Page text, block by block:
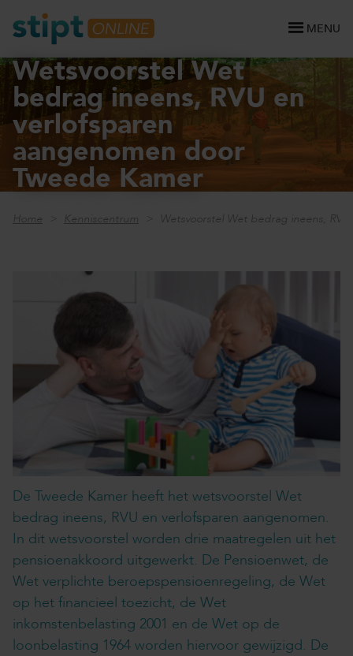
MENU
Wetsvoorstel Wet
bedrag ineens, RVU en
verlofsparen
aangenomen door
Tweede Kamer
Home Kenniscentrum Wetsvoorstel Wet bedrag ineens,
De Tweede Kamer heeft het wetsvoorstel Wet
bedrag ineens, RVU en verlofsparen aangenomen.
In dit wetsvoorstel worden drie maatregelen uit het
pensioenakkoord uitgewerkt. De Pensioenwet, de
Wet verplichte beroepspensioenregeling, de Wet
op het financieel toezicht, de Wet
inkomstenbelasting 2001 en de Wet op de
loonbelasting 1964 worden hiervoor gewijzigd. De